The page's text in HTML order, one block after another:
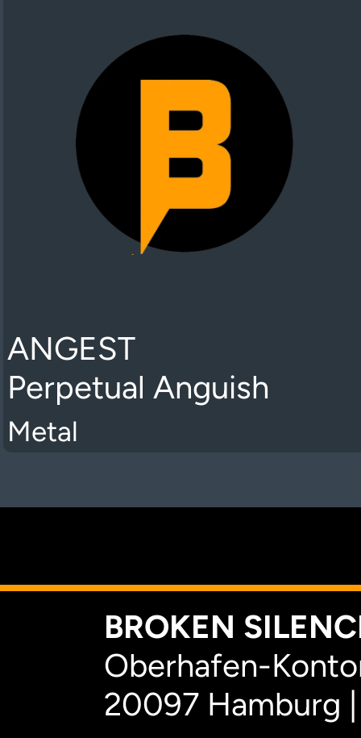
ANGEST
Perpetual Anguish
Metal
BROKEN
Oberhafen-
20097 Hamburg